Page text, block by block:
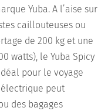
Yuba. A l’aise sur
caillouteuses ou
de 200 kg et une
watts), le Yuba Spicy
pour le voyage
électrique peut
des bagages